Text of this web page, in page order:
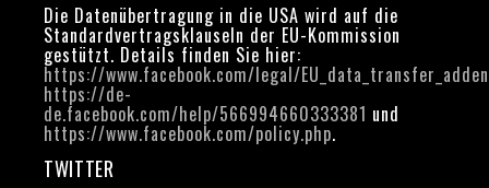
Die Datenübertragung in die USA wird auf die
Standardvertragsklauseln der EU-Kommission
gestützt. Details finden Sie hier:
https://www.facebook.com/legal/
https://de-
de.facebook.com/help/566994660333381 und
https://www.facebook.com/policy.php.
TWITTER